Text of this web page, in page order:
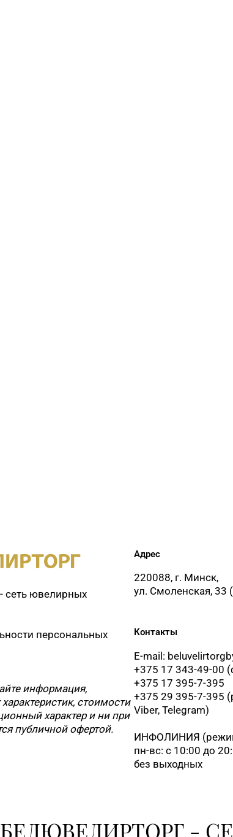
ювелирных
персональных
информация,
стоимости
характер и ни при
публичной офертой.
Адрес
220088, г. Минск,
ул. Смоленская, 33
Контакты
E-mail:
+375 17 343-49-00
+375 17 395-7-395
+375 29 395-7-395
Viber, Telegram)
ИНФОЛИНИЯ
пн-вс: с 10:00 до
без выходных
БЕЛЮВЕЛИРТОРГ -